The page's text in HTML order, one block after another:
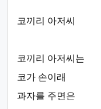
코끼리 아저씨
코끼리 아저씨는
코가 손이래
과자를 주면은